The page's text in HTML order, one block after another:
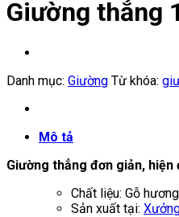
Giường thẳng
Danh mục: Giường Từ khóa:
Mô tả
Giường thẳng đơn giản,
Chất liệu: Gỗ
Sản xuất tại: